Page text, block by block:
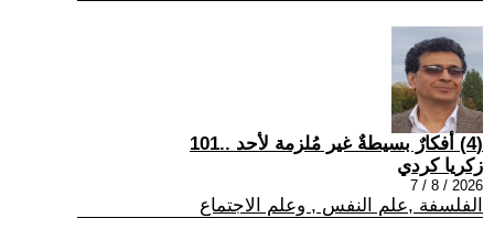
(4) أفكارٌ بسيطةٌ غير مُلزمة لأحد ..101
زكريا كردي
2026 / 8 / 7
الفلسفة ,علم النفس , وعلم الاجتماع